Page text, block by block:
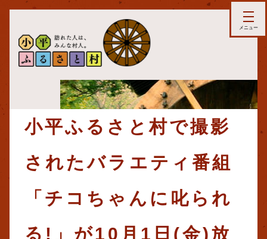
小平ふるさと村で撮影
されたバラエティ番組
「チコちゃんに叱られ
る!」が10月1日(金)放